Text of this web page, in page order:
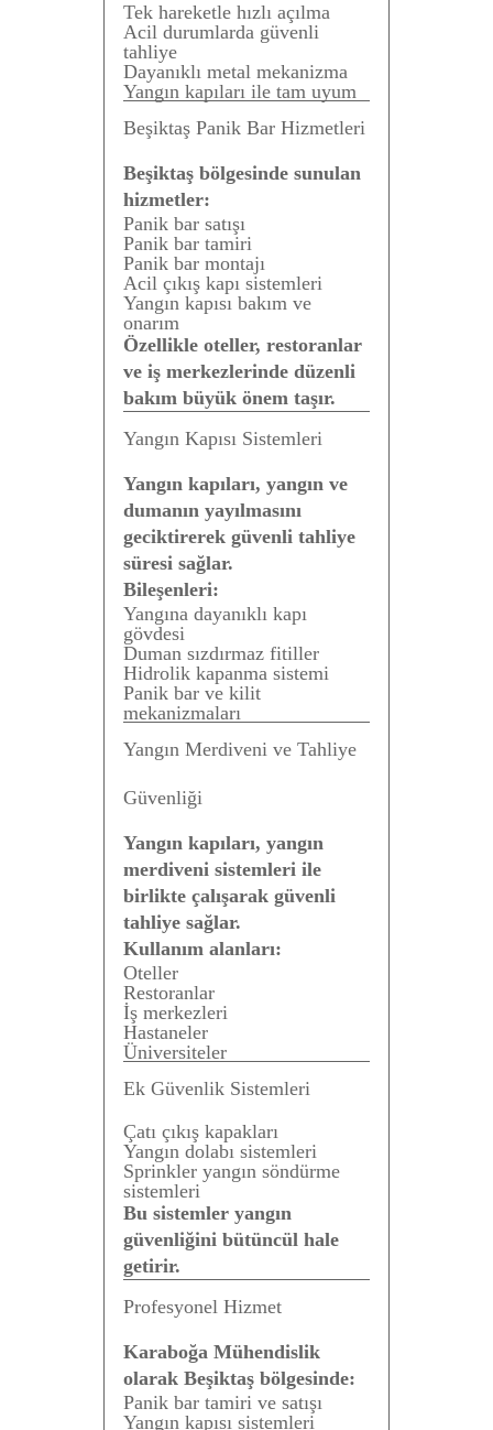
Tek hareketle hızlı açılma
Acil durumlarda güvenli
tahliye
Dayanıklı metal mekanizma
Yangın kapıları ile tam uyum
Beşiktaş Panik Bar Hizmetleri
Beşiktaş bölgesinde sunulan
hizmetler:
Panik bar satışı
Panik bar tamiri
Panik bar montajı
Acil çıkış kapı sistemleri
Yangın kapısı bakım ve
onarım
Özellikle oteller, restoranlar
ve iş merkezlerinde düzenli
bakım büyük önem taşır.
Yangın Kapısı Sistemleri
Yangın kapıları, yangın ve
dumanın yayılmasını
geciktirerek güvenli tahliye
süresi sağlar.
Bileşenleri:
Yangına dayanıklı kapı
gövdesi
Duman sızdırmaz fitiller
Hidrolik kapanma sistemi
Panik bar ve kilit
mekanizmaları
Yangın Merdiveni ve Tahliye
Güvenliği
Yangın kapıları, yangın
merdiveni sistemleri ile
birlikte çalışarak güvenli
tahliye sağlar.
Kullanım alanları:
Oteller
Restoranlar
İş merkezleri
Hastaneler
Üniversiteler
Ek Güvenlik Sistemleri
Çatı çıkış kapakları
Yangın dolabı sistemleri
Sprinkler yangın söndürme
sistemleri
Bu sistemler yangın
güvenliğini bütüncül hale
getirir.
Profesyonel Hizmet
Karaboğa Mühendislik
olarak Beşiktaş bölgesinde:
Panik bar tamiri ve satışı
Yangın kapısı sistemleri